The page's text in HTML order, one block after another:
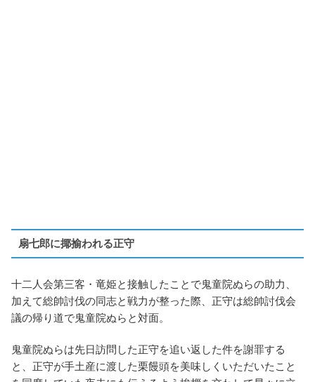
扇七郎に揶揄われる正守
十二人会第三客・竜姫と接触したことで鬼童院ぬらの助力、
加えて総帥討伐の同志と戦力が整った際、正守は総帥討伐会
議の帰り道で鬼童院ぬらと対面。
鬼童院ぬらは先日訪問した正守を追い返した件を謝罪する
と、正守が手土産に渡した栗饅頭を美味しくいただいたこと